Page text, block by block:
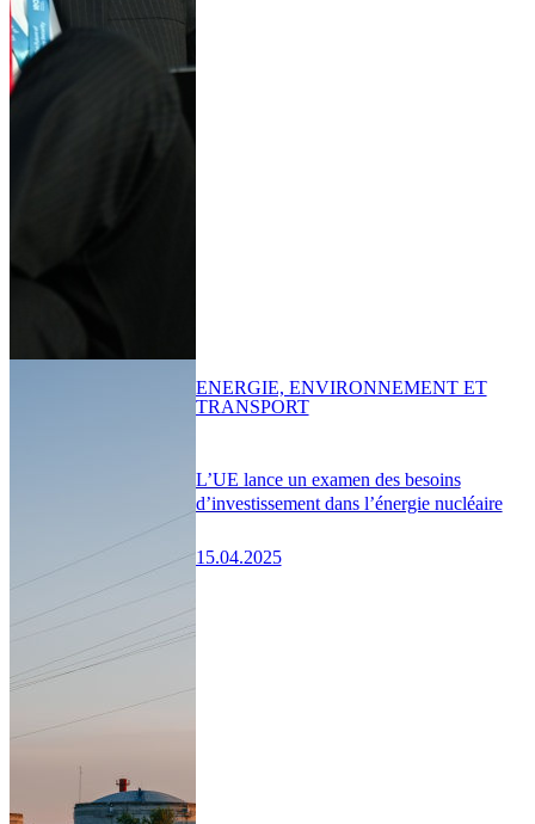
L’UE lance un examen des besoins
d’investissement dans l’énergie nucléaire
15.04.2025
ENERGIE, ENVIRONNEMENT ET
TRANSPORT